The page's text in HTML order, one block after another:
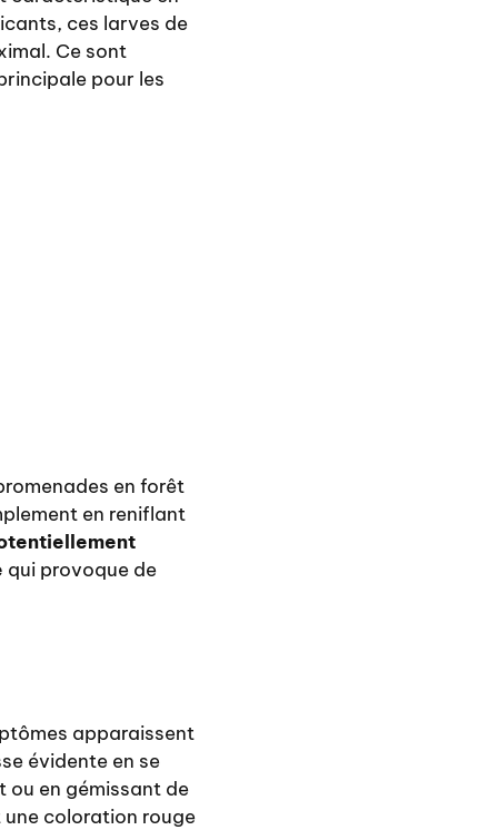
ces larves de
Ce sont
pour les
en forêt
en reniflant
qui provoque de
apparaissent
évidente en se
en gémissant de
coloration rouge